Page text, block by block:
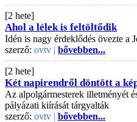
[2 hete]
Ahol a lélek is feltöltődik
Idén is nagy érdeklődés övezte a
szerző: ovtv | bővebben...
[2 hete]
Két napirendről döntött a
Az alpolgármesterek illetményét
pályázati kiírását tárgyalták
szerző: ovtv | bővebben...